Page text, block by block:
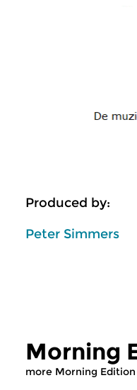
Produced by:
Peter Simmers
Morning
more Morning Edition